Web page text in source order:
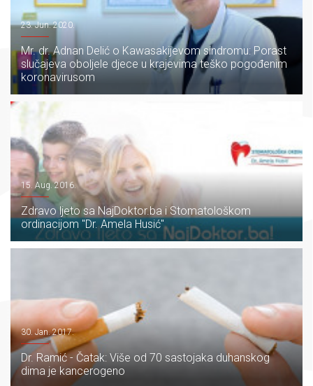
23. Jun. 2020.
Mr. dr. Adnan Delić o Kawasakijevom sindromu: Porast
slučajeva oboljele djece u krajevima teško pogođenim
koronavirusom
15. Aug. 2016.
Zdravo ljeto sa NajDoktor.ba i Stomatološkom
ordinacijom "Dr. Amela Husić"
30. Jan. 2017.
Dr. Ramić - Čatak: Više od 70 sastojaka duhanskog
dima je kancerogeno